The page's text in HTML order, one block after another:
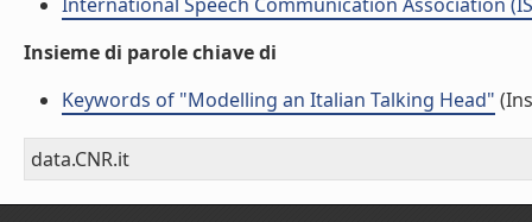
Insieme di parole chiave di
Keywords of "Modelling an Italian Talking Head"
data.CNR.it